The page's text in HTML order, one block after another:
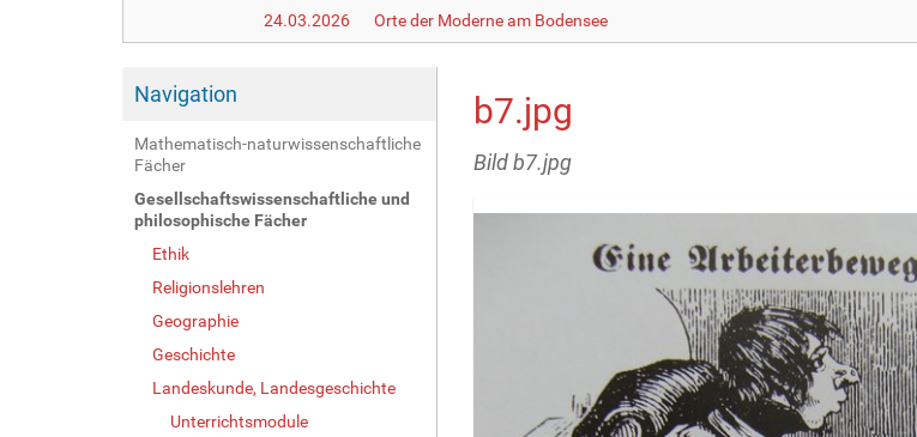
24.03.2026
Orte der Moderne am Bodensee
Navigation
Mathematisch-naturwissenschaftliche
Fächer
Gesellschaftswissenschaftliche und
philosophische Fächer
Ethik
Religionslehren
Geographie
Geschichte
Landeskunde, Landesgeschichte
Unterrichtsmodule
b7.jpg
Bild b7.jpg